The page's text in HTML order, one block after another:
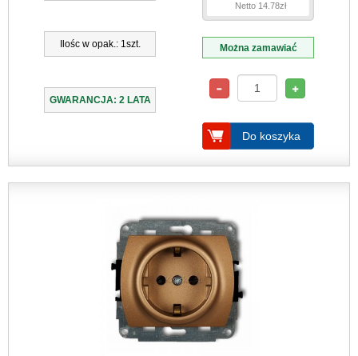
Ilośc w opak.: 1szt.
GWARANCJA: 2 LATA
Netto 14.78zł
Można zamawiać
Do koszyka